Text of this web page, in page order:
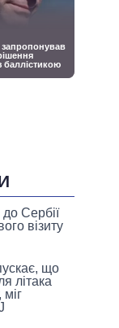
Сербії
візиту
що
літака